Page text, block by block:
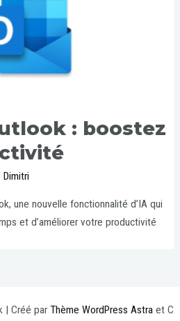
: boostez
Dimitri
une nouvelle fonctionnalité d’IA qui
et d’améliorer votre productivité
| Créé par Thème WordPress Astraet C